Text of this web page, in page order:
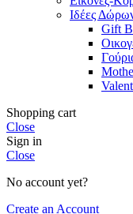
Ιδέες
Gift
Shopping cart
Close
Sign in
Close
No account yet?
Create an Account